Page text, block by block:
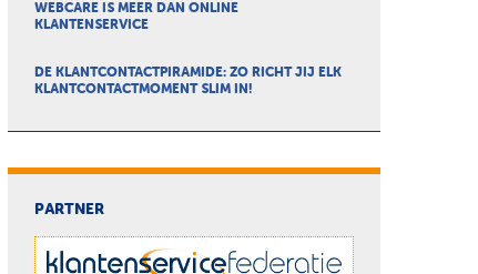
WEBCARE IS MEER DAN ONLINE
KLANTENSERVICE
DE KLANTCONTACTPIRAMIDE: ZO RICHT JIJ ELK
KLANTCONTACTMOMENT SLIM IN!
PARTNER